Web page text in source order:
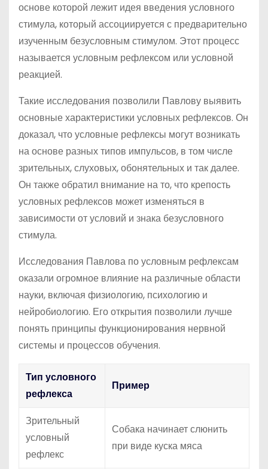
основе которой лежит идея введения условного
стимула, который ассоциируется с предварительно
изученным безусловным стимулом. Этот процесс
называется условным рефлексом или условной
реакцией.
Такие исследования позволили Павлову выявить
основные характеристики условных рефлексов. Он
доказал, что условные рефлексы могут возникать
на основе разных типов импульсов, в том числе
зрительных, слуховых, обонятельных и так далее.
Он также обратил внимание на то, что крепость
условных рефлексов может изменяться в
зависимости от условий и знака безусловного
стимула.
Исследования Павлова по условным рефлексам
оказали огромное влияние на различные области
науки, включая физиологию, психологию и
нейробиологию. Его открытия позволили лучше
понять принципы функционирования нервной
системы и процессов обучения.
Тип условного
рефлекса
Пример
Зрительный
условный
рефлекс
Собака начинает слюнить
при виде куска мяса